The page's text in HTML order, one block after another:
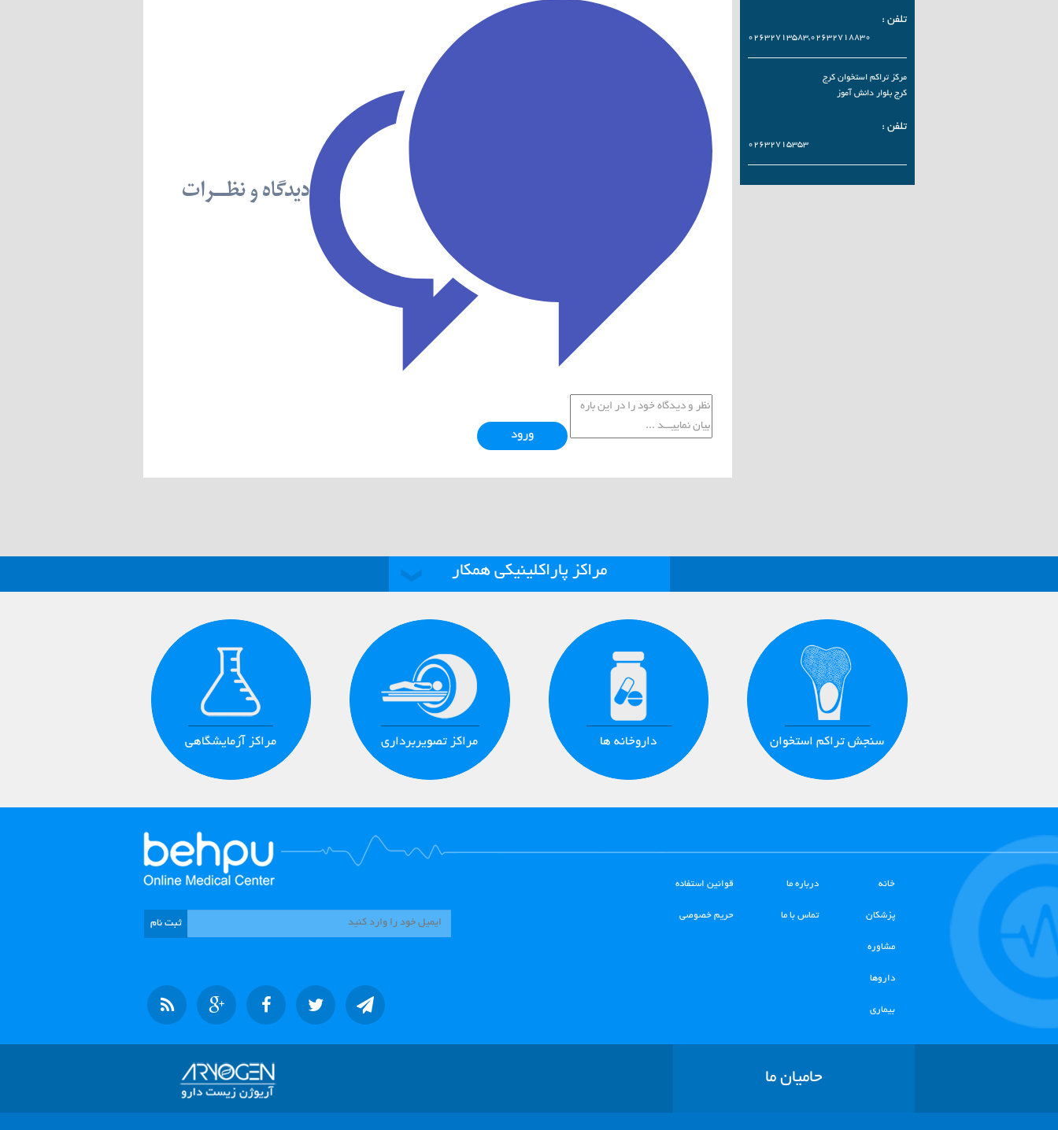
تلفن :
۰۲۶۳۲۷۱۳۵۸۳,۰۲۶۳۲۷۱۸۸۳۰
مرکز تراکم استخوان کرج
کرج بلوار دانش آموز
تلفن :
02632715353
دیدگاه و نظــرات
ورود
مراکز پاراکلینیکی همکار
سنجش تراکم استخوان داروخانه ها مراکز تصویربرداری مراکز آزمایشگاهی
خانه
پزشکان
مشاوره
داروها
بیماری
درباره ما
تماس با ما
قوانین استفاده
حریم خصوصی
ثبت نام
حامیان ما